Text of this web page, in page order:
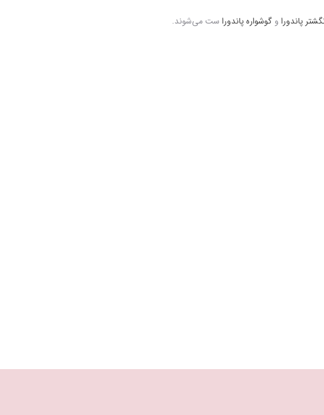
پاندورا و گوشواره پاندورا ست می‌شوند.